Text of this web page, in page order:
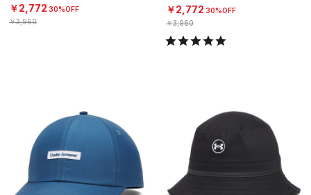
￥2,772 30%OFF
￥3,960
グ/MEN）
￥2,772 30%OFF
￥3,960